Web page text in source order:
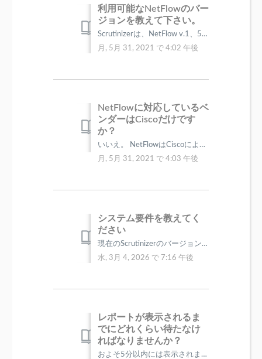
利用可能なNetFlowのバー
ジョンを教えて下さい。
Scrutinizerは、NetFlow v.1、5、7、8、9に対応しています。 また、sFlow v.2、4、5、IPFIX、jFlow、NetS...
月, 5月 31, 2021 で 4:02 午後
NetFlowに対応しているベ
ンダーはCiscoだけです
か？
いいえ。 NetFlowはCiscoによって開発されたプロトコルですが、Ciscoだけでなく他のベンダーからもNetFlowに対応したデバイスが提供さ...
月, 5月 31, 2021 で 4:03 午後
システム要件を教えてく
ださい
現在のScrutinizerのバージョン(19.7.2)でのシステム要件は以下のとおりです。 プロセッサー：12CPU cores、2.0GHz以...
水, 3月 4, 2026 で 7:16 午後
レポートが表示されるま
でにどれくらい待たなけ
ればなりませんか？
およそ5分以内には表示されます。 しばらくたっても表示されない場合は、ルータやスイッチ側でNetFlowエクスポートが正しく設定されているかご確認下さい。